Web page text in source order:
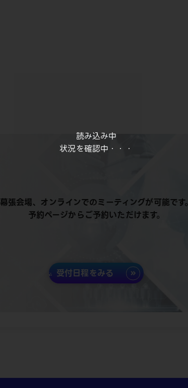
読み込み中
状況を確認中・・・
幕張会場、オンラインでのミーティングが可能です。
予約ページからご予約いただけます。
受付日程をみる